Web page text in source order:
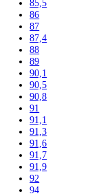
34
36
42
44,1
44,8
45
45,4
48,8
51
55,3
59,5
61
61,2
63
63,1